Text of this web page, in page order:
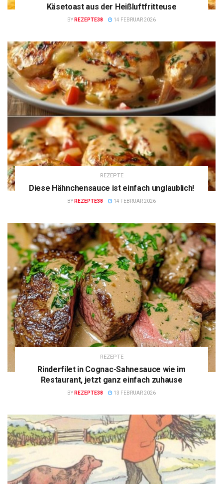
Käsetoast aus der Heißluftfritteuse
BY REZEPTE38 14 FEBRUAR 2026
REZEPTE
Diese Hähnchensauce ist einfach unglaublich!
BY REZEPTE38 14 FEBRUAR 2026
REZEPTE
Rinderfilet in Cognac-Sahnesauce wie im
Restaurant, jetzt ganz einfach zuhause
BY REZEPTE38 13 FEBRUAR 2026